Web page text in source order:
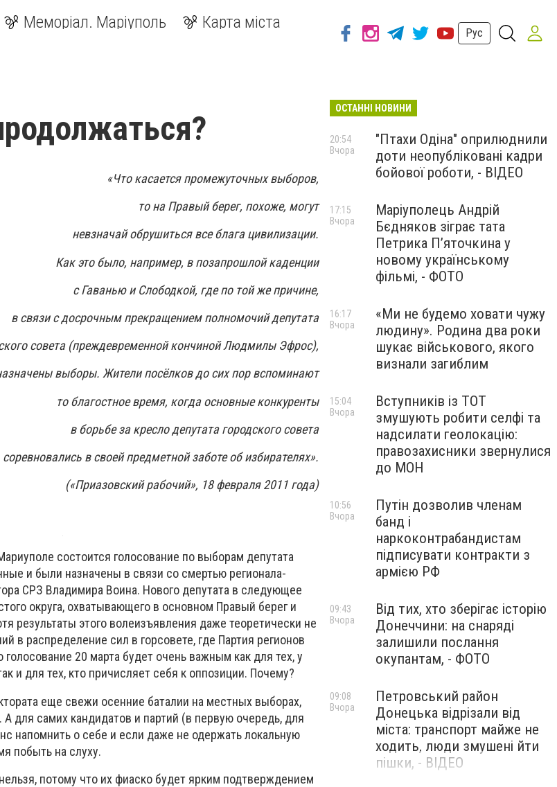
Меморіал. Маріуполь Карта міста
Рус
«Что касается промежуточных выборов,
то на Правый берег, похоже, могут
невзначай обрушиться все блага цивилизации.
Как это было, например, в позапрошлой каденции
с Гаванью и Слободкой, где по той же причине,
в связи с досрочным прекращением полномочий депутата
совета (преждевременной кончиной Людмилы Эфрос),
выборы. Жители посёлков до сих пор вспоминают
то благостное время, когда основные конкуренты
в борьбе за кресло депутата городского совета
соревновались в своей предметной заботе об избирателях».
(«Приазовский рабочий», 18 февраля 2011 года)
состоится голосование по выборам депутата
и были назначены в связи со смертью регионала-
СРЗ Владимира Воина. Нового депутата в следующее
округа, охватывающего в основном Правый берег и
результаты этого волеизъявления даже теоретически не
в распределение сил в горсовете, где Партия регионов
20 марта будет очень важным как для тех, у
и для тех, кто причисляет себя к оппозиции. Почему?
еще свежи осенние баталии на местных выборах,
А для самих кандидатов и партий (в первую очередь, для
напомнить о себе и если даже не одержать локальную
побыть на слуху.
потому что их фиаско будет ярким подтверждением
ОСТАННІ НОВИНИ
"Птахи Одіна" оприлюднили
доти неопубліковані кадри
бойової роботи, - ВІДЕО
20:54
Вчора
Маріуполець Андрій
Бєдняков зіграє тата
Петрика П’яточкина у
новому українському
фільмі, - ФОТО
17:15
Вчора
«Ми не будемо ховати чужу
людину». Родина два роки
шукає військового, якого
визнали загиблим
16:17
Вчора
Вступників із ТОТ
змушують робити селфі та
надсилати геолокацію:
правозахисники звернулися
до МОН
15:04
Вчора
Путін дозволив членам
банд і
наркоконтрабандистам
підписувати контракти з
армією РФ
10:56
Вчора
Від тих, хто зберігає історію
Донеччини: на снаряді
залишили послання
окупантам, - ФОТО
09:43
Вчора
Петровський район
Донецька відрізали від
міста: транспорт майже не
ходить, люди змушені йти
пішки, - ВІДЕО
09:08
Вчора